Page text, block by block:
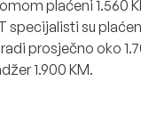
plaćeni 1.560
specijalisti su
prosječno oko
1.900 KM.